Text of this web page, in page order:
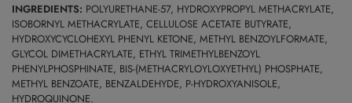
INGREDIENTS: POLYURETHANE-57, HYDROXYPROPYL METHACRYLATE,
ISOBORNYL METHACRYLATE, CELLULOSE ACETATE BUTYRATE,
HYDROXYCYCLOHEXYL PHENYL KETONE, METHYL BENZOYLFORMATE,
GLYCOL DIMETHACRYLATE, ETHYL TRIMETHYLBENZOYL
PHENYLPHOSPHINATE, BIS-(METHACRYLOYLOXYETHYL) PHOSPHATE,
METHYL BENZOATE, BENZALDEHYDE, P-HYDROXYANISOLE,
HYDROQUINONE.